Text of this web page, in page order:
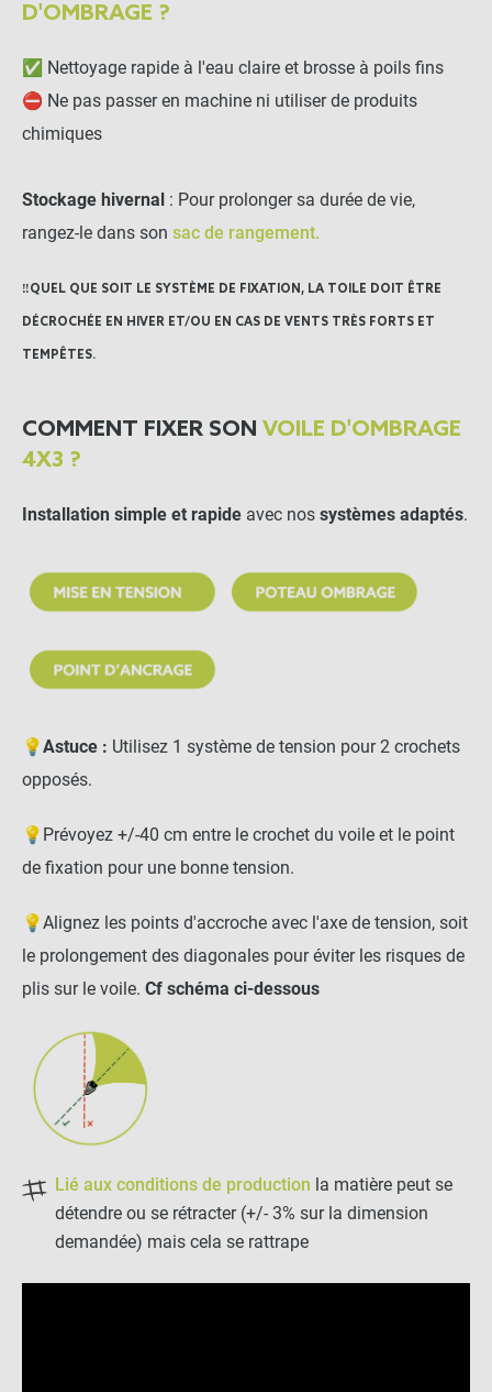
2,20 €
5,50 € -
LES PRODUITS ALTERNATIFS
ronde pour voile d'ombrage
2,76 €
-
5,95 € - +
(18cm)
D'OMBRAGE ?
✅ Nettoyage rapide à l'eau claire et brosse à poils fins
⛔ Ne pas passer en machine ni utiliser de produits
chimiques
Stockage hivernal : Pour prolonger sa durée de vie,
rangez-le dans son sac de rangement.
‼️QUEL QUE SOIT LE SYSTÈME DE FIXATION, LA TOILE DOIT ÊTRE
DÉCROCHÉE EN HIVER ET/OU EN CAS DE VENTS TRÈS FORTS ET
TEMPÊTES.
COMMENT FIXER SON VOILE D'OMBRAGE
4X3 ?
Installation simple et rapide avec nos systèmes adaptés.
💡Astuce : Utilisez 1 système de tension pour 2 crochets
opposés.
💡Prévoyez +/-40 cm entre le crochet du voile et le point
de fixation pour une bonne tension.
💡Alignez les points d'accroche avec l'axe de tension, soit
le prolongement des diagonales pour éviter les risques de
plis sur le voile. Cf schéma ci-dessous
Lié aux conditions de production la matière peut se
détendre ou se rétracter (+/- 3% sur la dimension
demandée) mais cela se rattrape